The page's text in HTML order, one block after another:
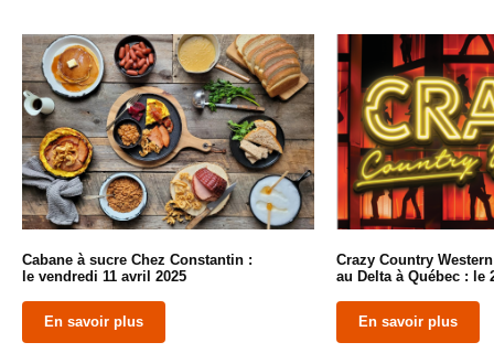
Cabane à sucre Chez Constantin :
le vendredi 11 avril 2025
En savoir plus
Crazy Country
au Delta à Québec : le
En savoir plus